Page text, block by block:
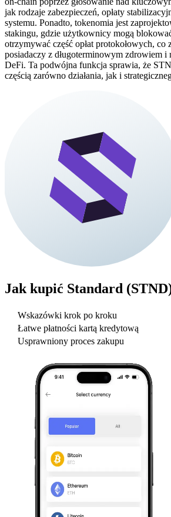
jak rodzaje zabezpieczeń, opłaty
systemu. Ponadto, tokenomia jest
stakingu, gdzie użytkownicy mogą
otrzymywać część opłat protokołowych, co
posiadaczy z długoterminowym zdrowiem
DeFi. Ta podwójna funkcja sprawia, że
częścią zarówno działania, jak i
Jak kupić Standard
Wskazówki krok po kroku
Łatwe płatności kartą kredytową
Usprawniony proces zakupu